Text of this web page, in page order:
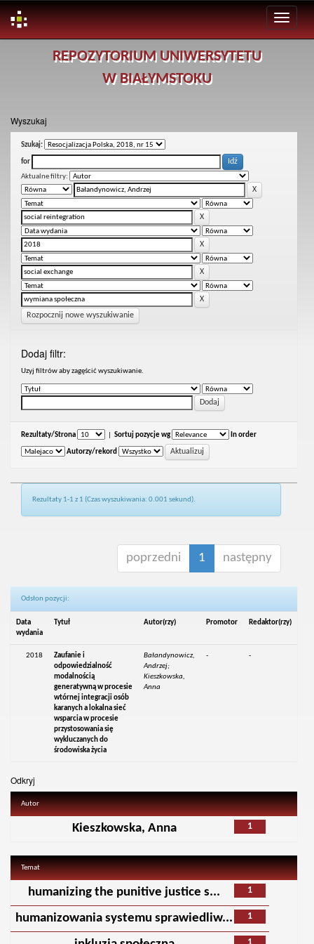
REPOZYTORIUM UNIWERSYTETU
W BIAŁYMSTOKU
Wyszukaj
Szukaj:
for
Aktualne filtry:
Rozpocznij nowe wyszukiwanie
Dodaj filtr:
Uzyj filtrów aby zagęścić wyszukiwanie.
Rezultaty/Strona Sortuj pozycje wg In order
Autorzy/rekord
Rezultaty 1-1 z 1 (Czas wyszukiwania: 0.001 sekund).
poprzedni 1 następny
Odsłon pozycji:
Data
wydania
Tytuł Autor(rzy) Promotor Redaktor(rzy)
2018
Zaufanie i
odpowiedzialność
modalnością
generatywną w procesie
wtórnej integracji osób
karanych a lokalna sieć
wsparcia w procesie
przystosowania się
wykluczanych do
środowiska życia
Bałandynowicz,
Andrzej;
Kieszkowska,
Anna
- -
Odkryj
Autor
1
Kieszkowska, Anna
Temat
1
humanizing the punitive justice s...
1
humanizowania systemu sprawiedliw...